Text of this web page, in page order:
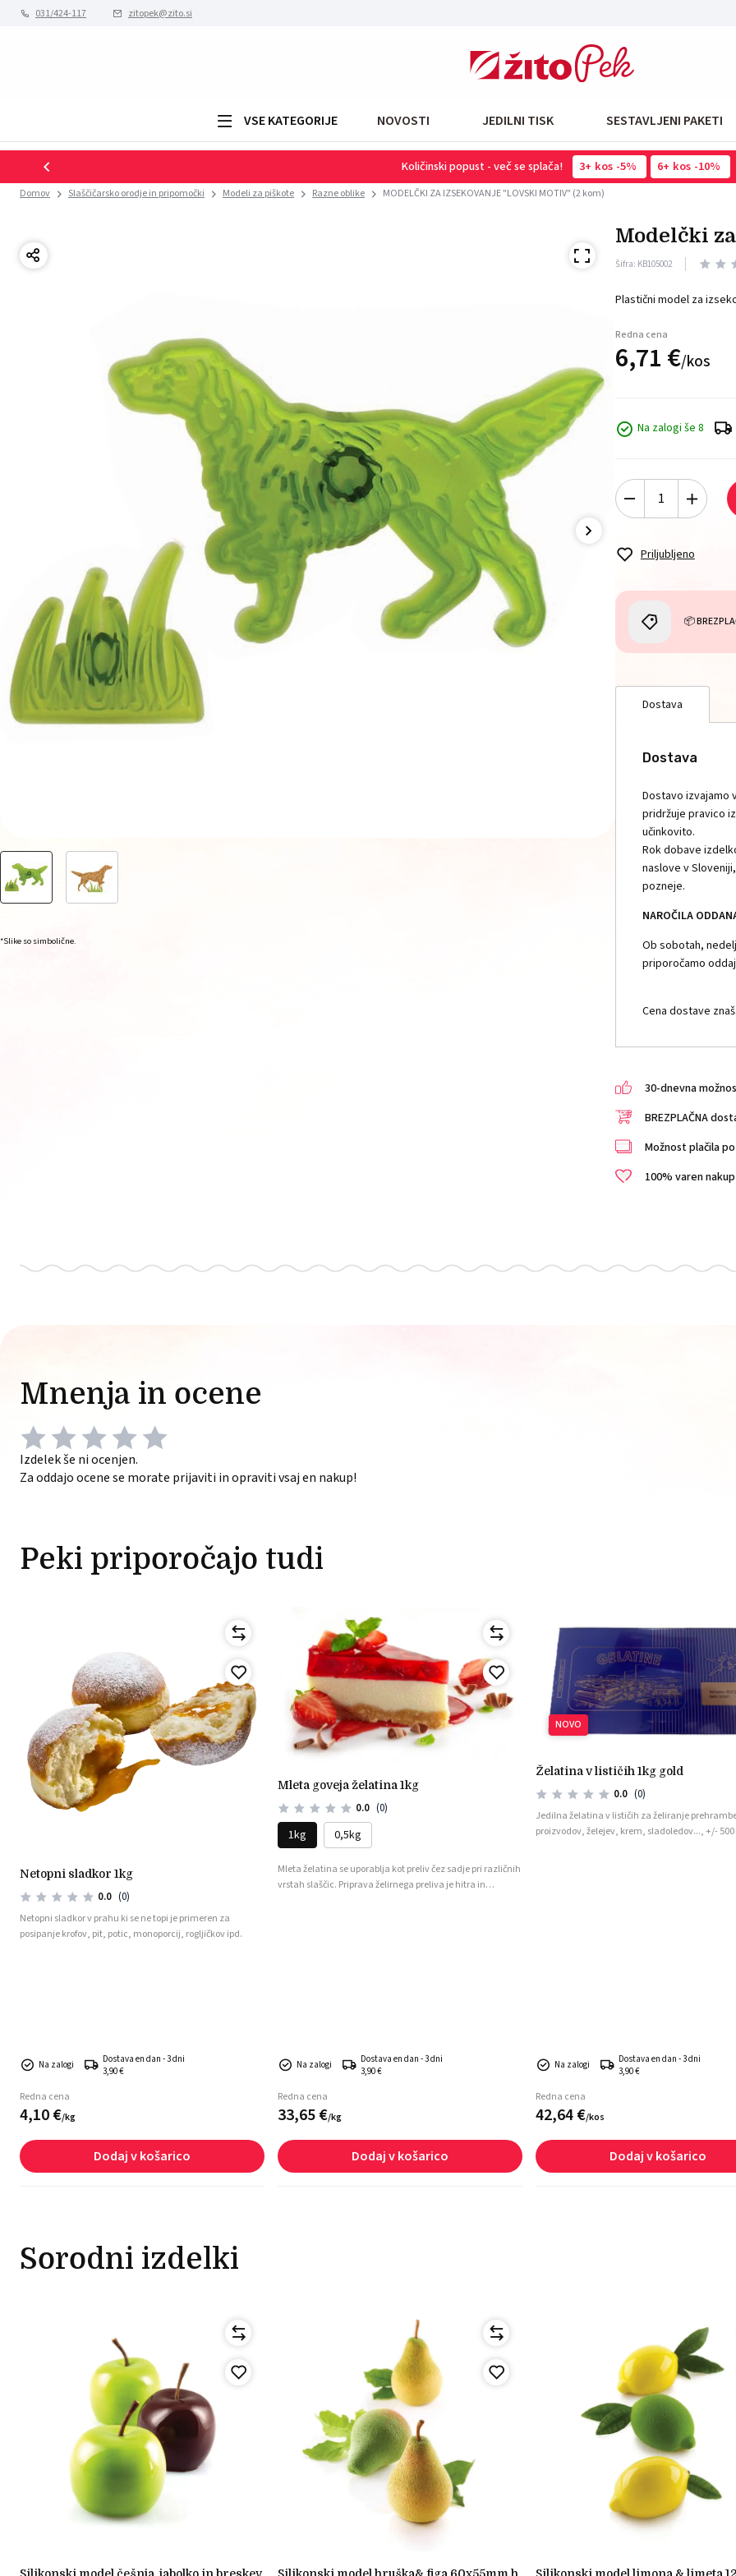
031/424-117 zitopek@zito.si
VSE KATEGORIJE NOVOSTI JEDILNI TISK SESTAVLJENI PAKETI
Količinski popust - več se splača! 3 kos -5% 6 kos -10%
Domov Slaščičarsko orodje in pripomočki Modeli za piškote Razne oblike MODELČKI ZA IZSEKOVANJE "LOVSKI MOTIV" (2 kom)
*Slike so simbolične.
modelčki
Šifra: KB105002
Plastični model za
Redna cena
6,71€/kos
Na zalogi še 8
Priljubljeno
📦
Dostava
Dostava
Dostavo izvajamo
pridržuje pravico
učinkovito.
Rok dobave
naslove v
pozneje.
NAROČILA
Ob sobotah,
priporočamo
Cena dostave
30-dnevna
BREZPLAČNA
Možnost plačila
100% varen
Mnenja in ocene
Izdelek še ni ocenjen.
Za oddajo ocene se morate prijaviti in opraviti vsaj en nakup!
Peki priporočajo tudi
netopni sladkor 1kg
0.0 (0)
Netopni sladkor v prahu ki se ne topi je primeren za
posipanje krofov, pit, potic, monoporcij, rogljičkov ipd.
Na zalogi
Dostava en dan - 3 dni
3,90 €
Redna cena
4,10€/kg
Dodaj v košarico
mleta goveja želatina 1kg
0.0 (0)
1kg 0,5kg
Mleta želatina se uporablja kot preliv čez sadje pri različnih
vrstah slaščic. Priprava želirnega preliva je hitra in
Na zalogi
Dostava en dan - 3 dni
3,90 €
Redna cena
33,65€/kg
Dodaj v košarico
NOVO
želatina v lističih 1kg gold
0.0 (0)
Jedilna želatina v lističih za želiranje
proizvodov, želejev, krem, sladoledov..., +/- 500
Na zalogi
Dostava en dan - 3 dni
3,90 €
Redna cena
42,64€/kos
Dodaj v košarico
Sorodni izdelki